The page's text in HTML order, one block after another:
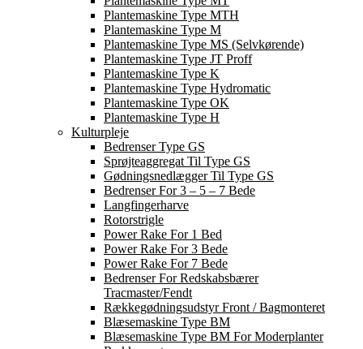
Plantemaskine Type MTH
Plantemaskine Type M
Plantemaskine Type MS (Selvkørende)
Plantemaskine Type JT Proff
Plantemaskine Type K
Plantemaskine Type Hydromatic
Plantemaskine Type OK
Plantemaskine Type H
Kulturpleje
Bedrenser Type GS
Sprøjteaggregat Til Type GS
Gødningsnedlægger Til Type GS
Bedrenser For 3 – 5 – 7 Bede
Langfingerharve
Rotorstrigle
Power Rake For 1 Bed
Power Rake For 3 Bede
Power Rake For 7 Bede
Bedrenser For Redskabsbærer
Tracmaster/Fendt
Rækkegødningsudstyr Front / Bagmonteret
Blæsemaskine Type BM
Blæsemaskine Type BM For Moderplanter